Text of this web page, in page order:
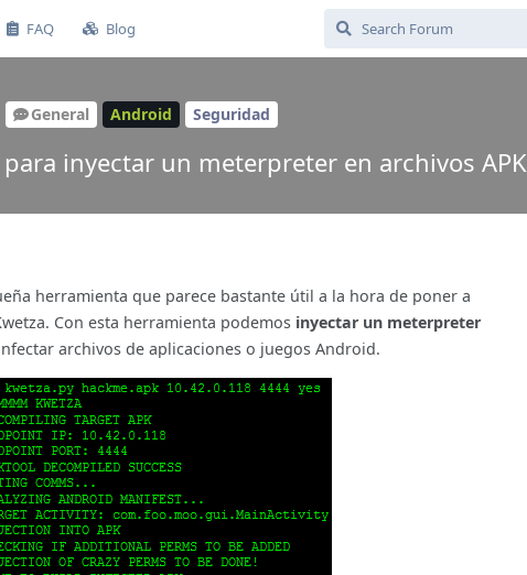
FAQ Blog
General Android Seguridad
inyectar un meterpreter en archivos APK
herramienta que parece bastante útil a la hora de poner a
Con esta herramienta podemos inyectar un meterpreter
archivos de aplicaciones o juegos Android.